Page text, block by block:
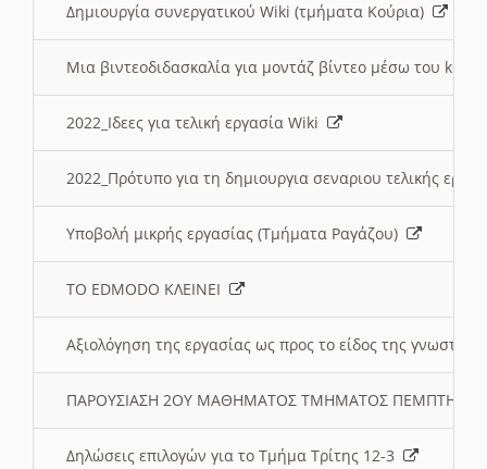
Δημιουργία συνεργατικού Wiki (τμήματα Κούρια)
Μια βιντεοδιδασκαλία για μοντάζ βίντεο μέσω του
2022_Ιδεες για τελική εργασία Wiki
2022_Πρότυπο για τη δημιουργια σεναριου τελικής
Υποβολή μικρής εργασίας (Τμήματα Ραγάζου)
ΤΟ EDMODO ΚΛΕΙΝΕΙ
Αξιολόγηση της εργασίας ως προς το είδος της
ΠΑΡΟΥΣΙΑΣΗ 2ΟΥ ΜΑΘΗΜΑΤΟΣ ΤΜΗΜΑΤΟΣ
Δηλώσεις επιλογών για το Τμήμα Τρίτης 12-3